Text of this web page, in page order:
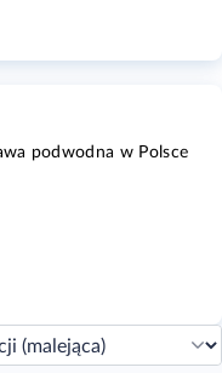
podwodna w Polsce